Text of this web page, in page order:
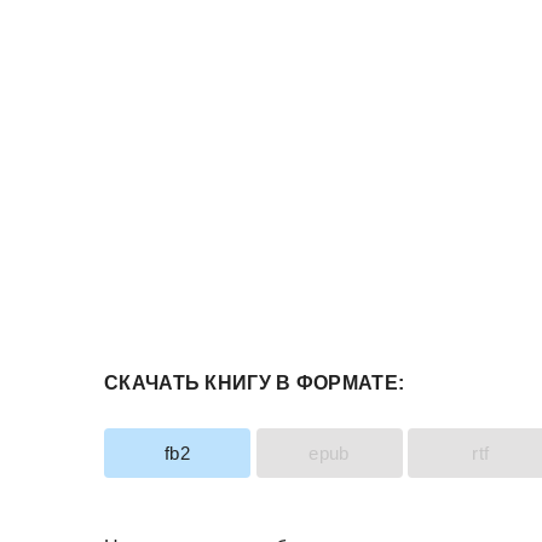
СКАЧАТЬ КНИГУ В ФОРМАТЕ:
fb2 epub rtf